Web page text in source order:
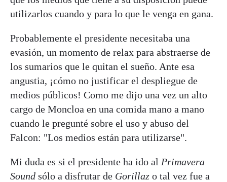
utilizarlos cuando y para lo que le venga en gana.
Probablemente el presidente necesitaba una
evasión, un momento de relax para abstraerse de
los sumarios que le quitan el sueño. Ante esa
angustia, ¡cómo no justificar el despliegue de
medios públicos! Como me dijo una vez un alto
cargo de Moncloa en una comida mano a mano
cuando le pregunté sobre el uso y abuso del
Falcon: "Los medios están para utilizarse".
Mi duda es si el presidente ha ido al Primavera
Sound sólo a disfrutar de Gorillaz o tal vez fue a